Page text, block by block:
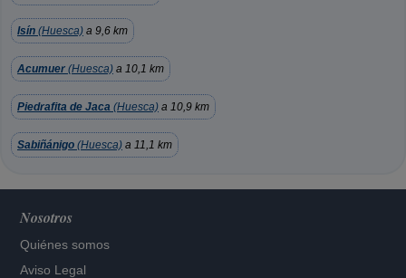
Isín (Huesca) a 9,6 km
Acumuer (Huesca) a 10,1 km
Piedrafita de Jaca (Huesca) a 10,9 km
Sabiñánigo (Huesca) a 11,1 km
Nosotros
Quiénes somos
Aviso Legal